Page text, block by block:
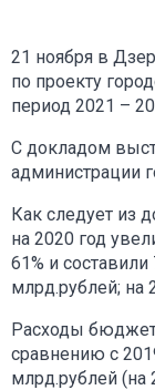
21 ноября в
по проекту
период 2021 –
С докладом
администрации
Как следует из
на 2020 год
61% и
млрд.рублей; на
Расходы
сравнению с
млрд.рублей (на